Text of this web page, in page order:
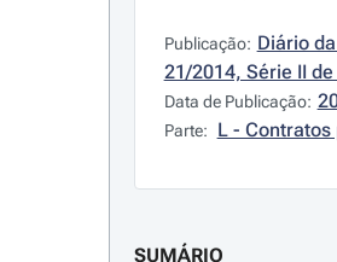
Publicação: Diário
21/2014, Série II
Data de Publicação:
Parte: L -
SUMÁRIO